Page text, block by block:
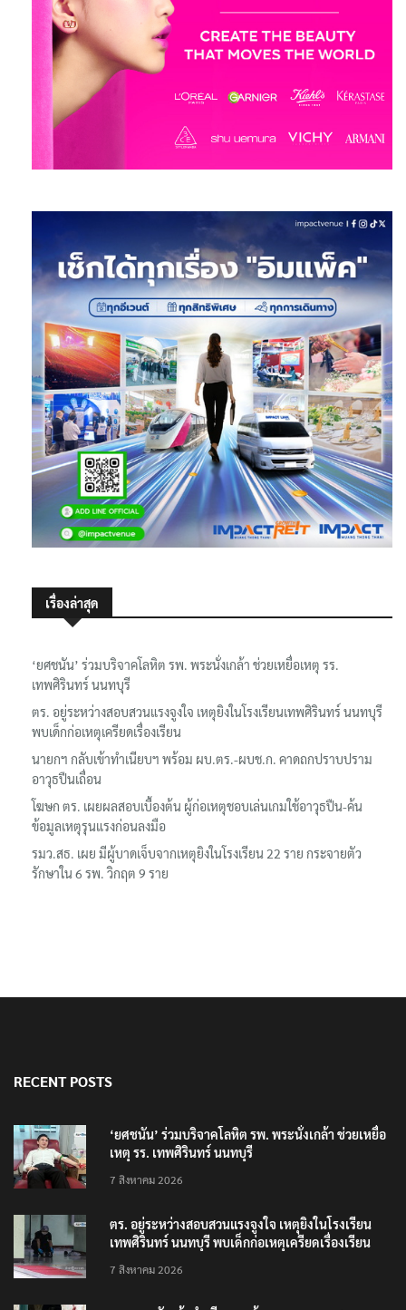
เรื่องล่าสุด
‘ยศชนัน’ ร่วมบริจาคโลหิต รพ. พระนั่งเกล้า ช่วยเหยื่อเหตุ รร.
เทพศิรินทร์ นนทบุรี
ตร. อยู่ระหว่างสอบสวนแรงจูงใจ เหตุยิงในโรงเรียนเทพศิรินทร์ นนทบุรี
พบเด็กก่อเหตุเครียดเรื่องเรียน
นายกฯ กลับเข้าทำเนียบฯ พร้อม ผบ.ตร.-ผบช.ก. คาดถกปราบปราม
อาวุธปืนเถื่อน
โฆษก ตร. เผยผลสอบเบื้องต้น ผู้ก่อเหตุชอบเล่นเกมใช้อาวุธปืน-ค้น
ข้อมูลเหตุรุนแรงก่อนลงมือ
รมว.สธ. เผย มีผู้บาดเจ็บจากเหตุยิงในโรงเรียน 22 ราย กระจายตัว
รักษาใน 6 รพ. วิกฤต 9 ราย
RECENT POSTS
‘ยศชนัน’ ร่วมบริจาคโลหิต รพ. พระนั่งเกล้า ช่วยเหยื่อ
เหตุ รร. เทพศิรินทร์ นนทบุรี
7 สิงหาคม 2026
ตร. อยู่ระหว่างสอบสวนแรงจูงใจ เหตุยิงในโรงเรียน
เทพศิรินทร์ นนทบุรี พบเด็กก่อเหตุเครียดเรื่องเรียน
7 สิงหาคม 2026